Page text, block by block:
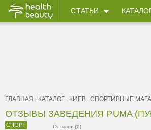
СТАТЬИ
ГЛАВНАЯ : КАТАЛОГ : КИЕВ : CПОРТИВНЫЕ
ОТЗЫВЫ ЗАВЕДЕНИЯ PUMA
СПОРТ Отзывов (0)